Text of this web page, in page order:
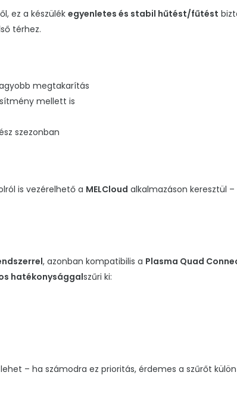
ez a készülékegyenletes és stabil hűtést/fűtést
térhez.
megtakarítás
mellett is
szezonban
is vezérelhető a MELCloud alkalmazáson keresztül
, azonban kompatibilis a Plasma Quad
hatékonysággalszűri ki:
– ha számodra ez prioritás, érdemes a szűrőt külön